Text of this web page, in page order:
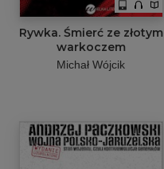
Rywka. Śmierć ze złotym
warkoczem
Michał Wójcik